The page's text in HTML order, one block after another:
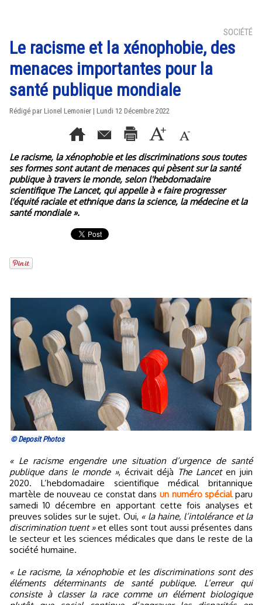
SOCIÉTÉ
Le racisme et la xénophobie, des
menaces importantes pour la
santé publique mondiale
Rédigé par Lionel Lemonier | Lundi 12 Décembre 2022
Le racisme, la xénophobie et les discriminations sous toutes
ses formes sont autant de menaces qui pèsent sur la santé
publique à travers le monde, selon l'hebdomadaire
scientifique The Lancet, qui appelle à « faire progresser
l'équité raciale et ethnique dans la science, la médecine et la
santé mondiale ».
© Deposit Photos
« Le racisme engendre une situation d’urgence de santé
publique dans le monde », écrivait déjà The Lanceten juin
2020. L’hebdomadaire scientifique médical britannique
martèle de nouveau ce constat dans un numéro spécialparu
samedi 10 décembre en apportant cette fois analyses et
preuves solides sur le sujet. Oui, « la haine, l’intolérance et la
discrimination tuent »et elles sont tout aussi présentes dans
le secteur et les sciences médicales que dans le reste de la
société humaine.
« Le racisme, la xénophobie et les discriminations sont des
éléments déterminants de santé publique. L’erreur qui
consiste à classer la race comme un élément biologique